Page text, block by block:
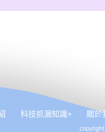
科技抓漏知識+ 關於